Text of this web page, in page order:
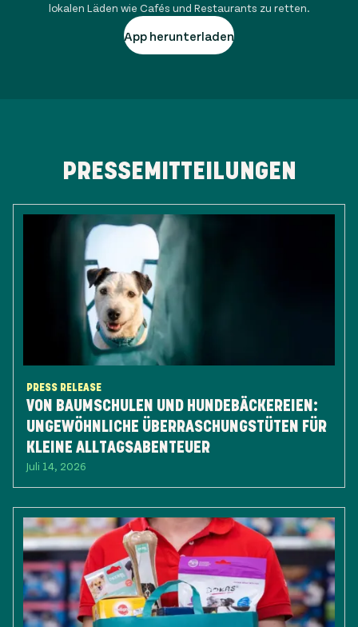
lokalen Läden wie Cafés und Restaurants zu retten.
App herunterladen
PRESSEMITTEILUNGEN
PRESS RELEASE
VON BAUMSCHULEN UND HUNDEBÄCKEREIEN:
UNGEWÖHNLICHE ÜBERRASCHUNGSTÜTEN FÜR
KLEINE ALLTAGSABENTEUER
Juli 14, 2026